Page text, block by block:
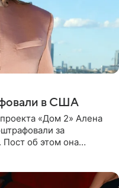
в США
«Дом 2» Алена
за
об этом она